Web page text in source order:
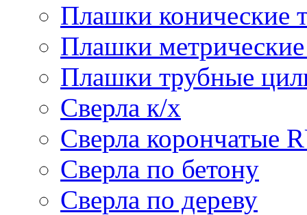
Плашки конические
Плашки
Плашки трубные
Сверла к/х
Сверла корончатые
Сверла по бетону
Сверла по дереву